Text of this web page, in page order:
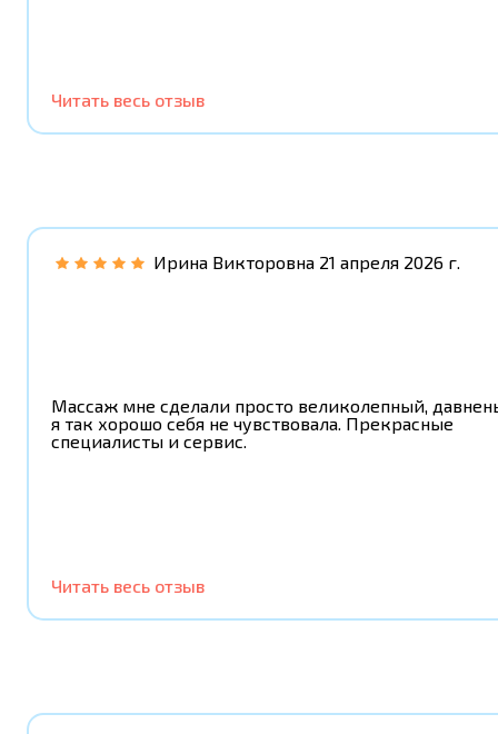
Читать весь отзыв
Ирина Викторовна 21 апреля 2026 г.
Массаж мне сделали просто великолепный,
я так хорошо себя не чувствовала. Прекрасные
специалисты и сервис.
Читать весь отзыв